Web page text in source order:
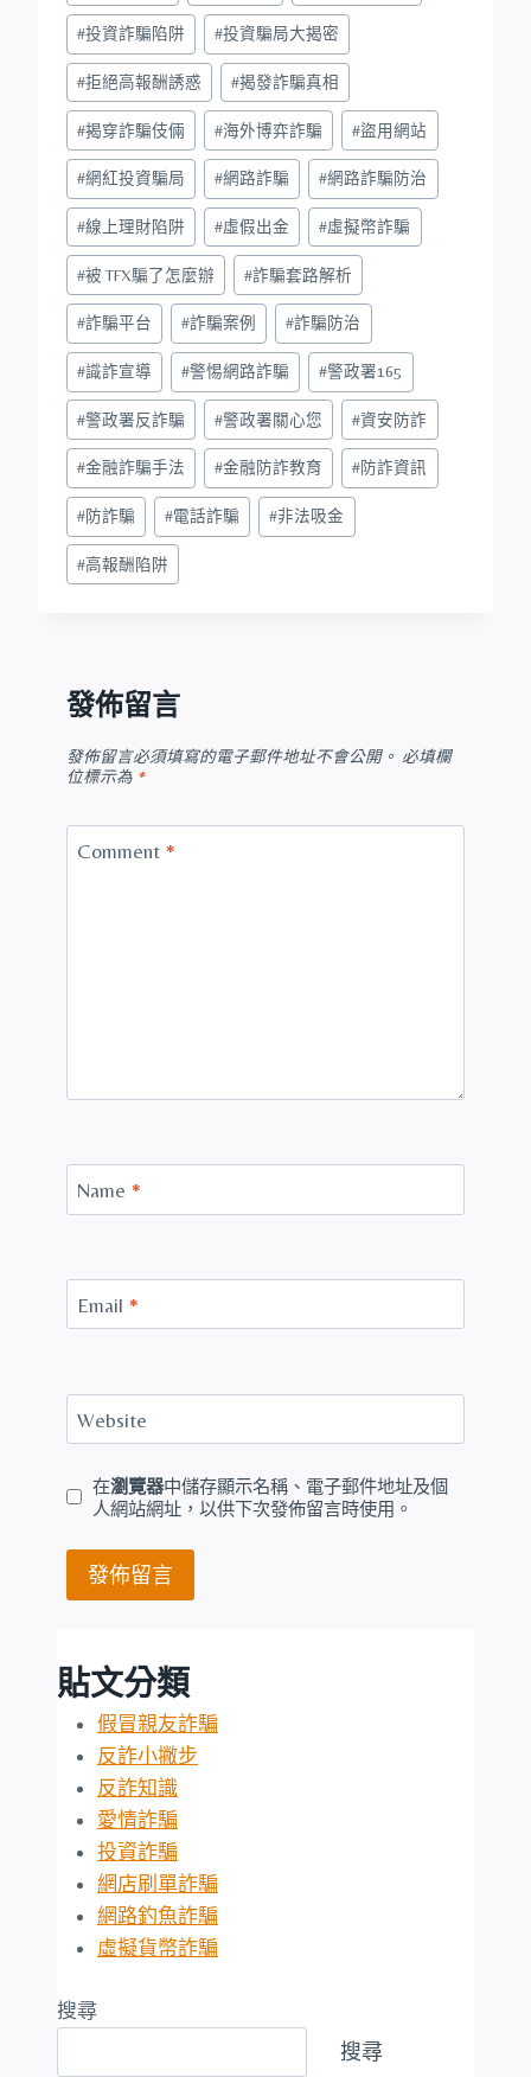
#投資詐騙陷阱 #投資騙局大揭密
#拒絕高報酬誘惑 #揭發詐騙真相
#揭穿詐騙伎倆 #海外博弈詐騙 #盜用網站
#網紅投資騙局 #網路詐騙 #網路詐騙防治
#線上理財陷阱 #虛假出金 #虛擬幣詐騙
#被 TFX騙了怎麼辦 #詐騙套路解析
#詐騙平台 #詐騙案例 #詐騙防治
#識詐宣導 #警惕網路詐騙 #警政署165
#警政署反詐騙 #警政署關心您 #資安防詐
#金融詐騙手法 #金融防詐教育 #防詐資訊
#防詐騙 #電話詐騙 #非法吸金
#高報酬陷阱
發佈留言
發佈留言必須填寫的電子郵件地址不會公開。 必填欄
位標示為 *
Comment *
Name *
Email *
Website
在瀏覽器中儲存顯示名稱、電子郵件地址及個
人網站網址，以供下次發佈留言時使用。
貼文分類
假冒親友詐騙
反詐小撇步
反詐知識
愛情詐騙
投資詐騙
網店刷單詐騙
網路釣魚詐騙
虛擬貨幣詐騙
搜尋
搜尋